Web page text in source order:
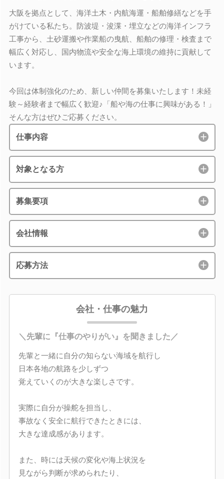
大阪を拠点として、海洋土木・内航海運・船舶修繕などを手
がけている私たち。防波堤・浚渫・埋立などの海洋インフラ
工事から、土砂運搬や作業船の曳航、船舶の修理・検査まで
幅広く対応し、国内物流や安全な海上環境の維持に貢献して
います。
今回は体制強化のため、新しい仲間を募集いたします！未経
験～経験者まで幅広く歓迎♪「船や海の仕事に興味がある！」
そんな方はぜひご応募ください。
仕事内容
対象となる方
募集要項
会社情報
応募方法
会社・仕事の魅力
＼先輩に『仕事のやりがい』を聞きました／
先輩と一緒に自分の知らない海域を航行し
日本各地の航路を少しずつ
覚えていくのが大きな楽しさです。
実際に自分が操舵を担当し、
事故なく安全に航行できたときには、
大きな達成感があります。
また、時には天候の変化や海上状況を
見ながら判断が求められたり、